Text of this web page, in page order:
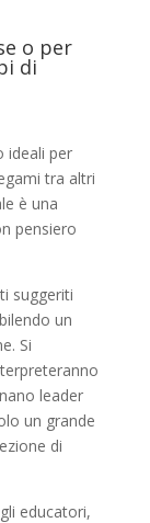
o per
di
ideali per
tra altri
è una
pensiero
suggeriti
un
Si
leader
un grande
di
educatori,